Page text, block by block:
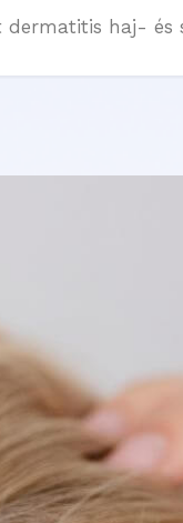
dermatitis haj- és